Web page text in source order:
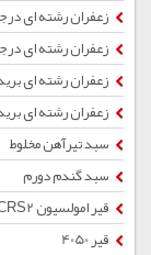
زعفران رشته ای درجه 1 (پوشال
زعفران رشته ای درجه 1 (پوشال
زعفران رشته ای
زعفران رشته ای
سبد تیرآهن مخلوط
سبد گندم دورم
قیر امولسیون CRS2
قیر 4050